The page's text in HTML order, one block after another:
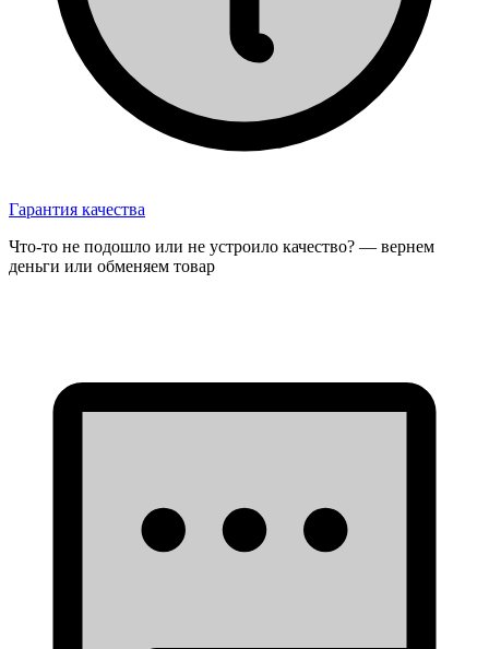
Гарантия качества
Что-то не подошло или не устроило качество? — вернем
деньги или обменяем товар